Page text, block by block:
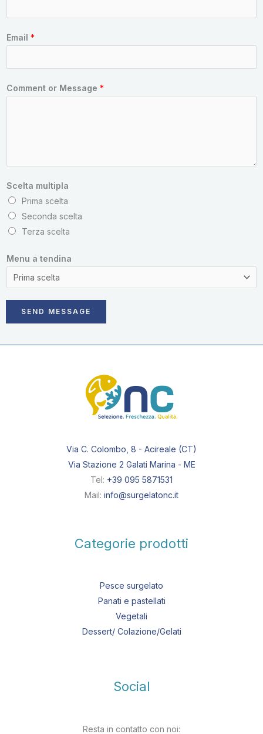
Email *
Comment or Message *
Scelta multipla
Prima scelta
Seconda scelta
Terza scelta
Menu a tendina
SEND MESSAGE
Via C. Colombo, 8 - Acireale (CT)
Via Stazione 2 Galati Marina - ME
Tel: +39 095 5871531
Mail: info@surgelatonc.it
Categorie prodotti
Pesce surgelato
Panati e pastellati
Vegetali
Dessert/ Colazione/Gelati
Social
Resta in contatto con noi: